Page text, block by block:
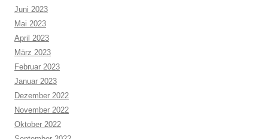
Juni 2023
Mai 2023
April 2023
März 2023
Februar 2023
Januar 2023
Dezember 2022
November 2022
Oktober 2022